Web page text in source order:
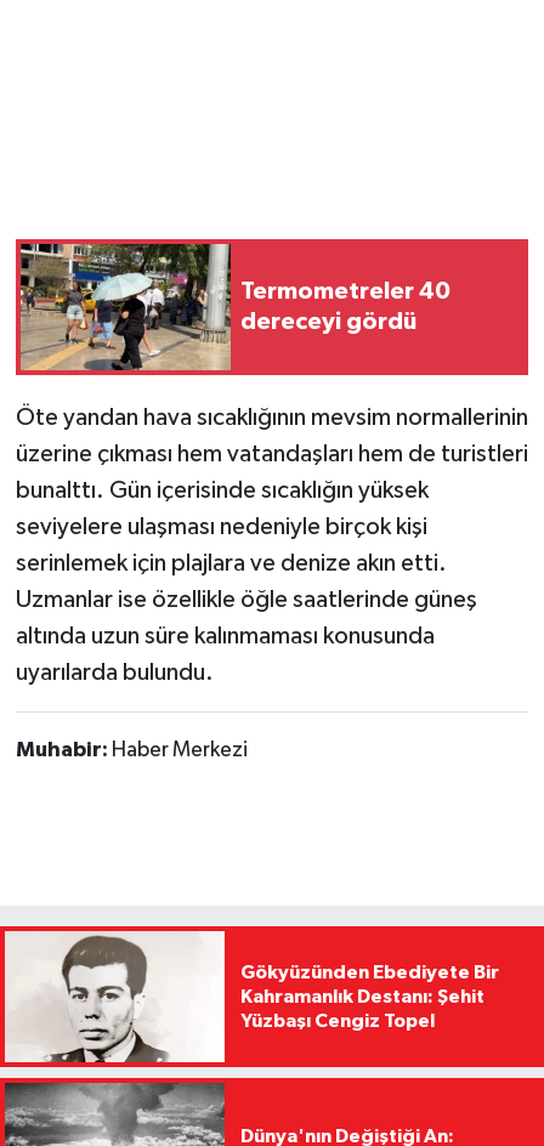
Termometreler 40
dereceyi gördü
Öte yandan hava sıcaklığının mevsim normallerinin
üzerine çıkması hem vatandaşları hem de turistleri
bunalttı. Gün içerisinde sıcaklığın yüksek
seviyelere ulaşması nedeniyle birçok kişi
serinlemek için plajlara ve denize akın etti.
Uzmanlar ise özellikle öğle saatlerinde güneş
altında uzun süre kalınmaması konusunda
uyarılarda bulundu.
Muhabir: Haber Merkezi
Gökyüzünden Ebediyete Bir
Kahramanlık Destanı: Şehit
Yüzbaşı Cengiz Topel
Dünya'nın Değiştiği An: